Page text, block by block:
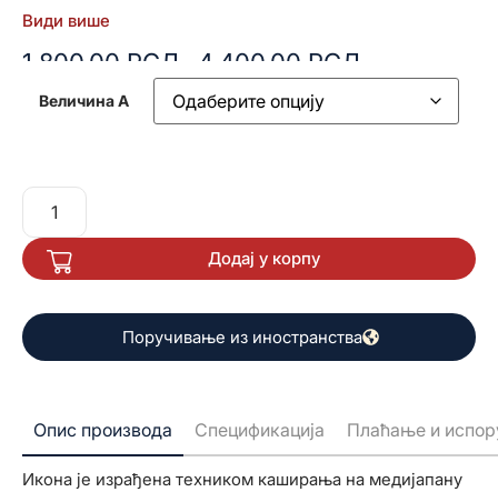
Види више
1.800,00 РСД 4.400,00 РСД
Величина А
Додај у корпу
Поручивање из иностранства
Опис производа Спецификација Плаћање и
Икона је израђена техником каширања на медијапану